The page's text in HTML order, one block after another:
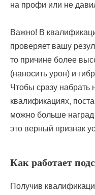
на профи или не
Важно! В
проверяет вашу
то причине более
(наносить урон) и
Чтобы сразу
квалификациях,
можно больше
это верный признак
Как работает
Получив